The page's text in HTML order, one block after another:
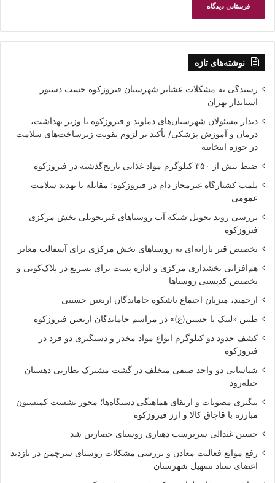
نوشته‌های تازه
رسیدگی به مشکلات عشایر شهرستان فیروزکوه حسب دستور
استاندار تهران
دیدار مسئولان شهرستان‌های دماوند و فیروزکوه با وزیر بهداشت،
درمان و آموزش پزشکی/ تأکید بر لزوم تقویت زیرساخت‌های سلامت
در حوزه انتخابیه
ضبط بیش از ۳۵۰ کیلوگرم مواد غذایی تاریخ‌گذشته در فیروزکوه
پلمب کشتارگاه غیرمجاز دام در فیروزکوه؛ مقابله با تهدید سلامت
عمومی
بررسی روند تحویل شبکه آب روستاهای غیرتحویلی بخش مرکزی
فیروزکوه
تخصیص قیر یارانه‌ای به روستاهای بخش مرکزی برای آسفالت معابر
هم‌افزایی بخشداری مرکزی و اداره پست برای تسریع در پلاک‌کوبی و
تخصیص کدپستی روستاها
ارجمند، میزبان اجتماع باشکوه جاماندگان اربعین حسینی
طنین «لبیک یا حسین(ع)» در مراسم جاماندگان اربعین فیروزکوه
کشف حدود دو کیلوگرم انواع مواد مخدر و دستگیری دو فرد در
فیروزکوه
شناسایی دو واحد صنفی متخلف در گشت مشترک نظارتی دهستان
حبله‌رود
پیگیری مصوبات و ارتقای هماهنگی دستگاه‌ها؛ محور نشست کمیسیون
مبارزه با قاچاق کالا و ارز فیروزکوه
حسین غندالی سرپرست دهیاری روستای حصاربن شد
رفع موانع فعالیت معادن و بررسی مشکلات روستای سرچمن در بازدید
اعضای ستاد تسهیل شهرستان